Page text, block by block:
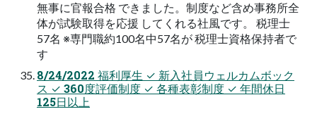
無事に官報合格 できました。制度など含め事務所全
体が試験取得を応援 してくれる社風です。 税理士
57名 ※専門職約100名中57名が 税理士資格保持者で
す
8/24/2022 福利厚生 ✓ 新入社員ウェルカムボック
ス ✓ 360度評価制度 ✓ 各種表彰制度 ✓ 年間休日
125日以上